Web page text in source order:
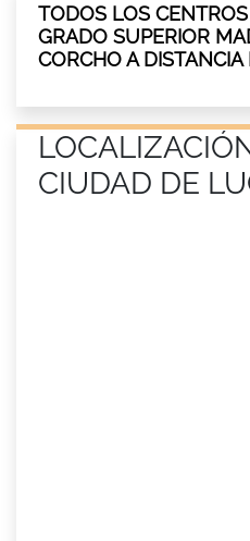
TODOS LOS
GRADO SUPERIOR
CORCHO A
CIUDAD DE